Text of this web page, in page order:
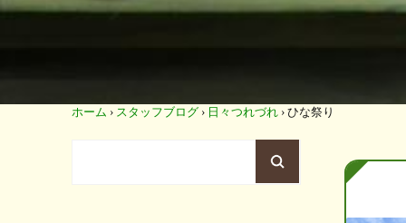
ホーム › スタッフブログ › 日々つれづれ › ひな祭り